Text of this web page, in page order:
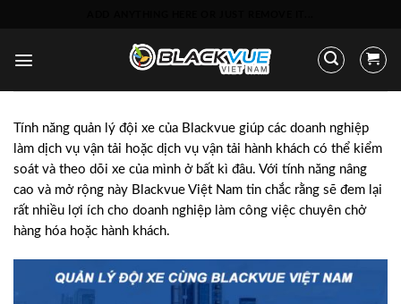
Tính năng quản lý đội xe của Blackvue giúp các doanh nghiệp
làm dịch vụ vận tải hoặc dịch vụ vận tải hành khách có thể kiểm
soát và theo dõi xe của mình ở bất kì đâu. Với tính năng nâng
cao và mở rộng này Blackvue Việt Nam tin chắc rằng sẽ đem lại
rất nhiều lợi ích cho doanh nghiệp làm công việc chuyên chở
hàng hóa hoặc hành khách.